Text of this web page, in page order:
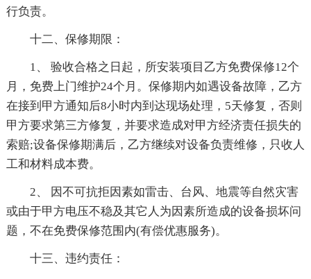
行负责。
十二、保修期限：
1、 验收合格之日起，所安装项目乙方免费保修12个
月，免费上门维护24个月。保修期内如遇设备故障，乙方
在接到甲方通知后8小时内到达现场处理，5天修复，否则
甲方要求第三方修复，并要求造成对甲方经济责任损失的
索赔;设备保修期满后，乙方继续对设备负责维修，只收人
工和材料成本费。
2、 因不可抗拒因素如雷击、台风、地震等自然灾害
或由于甲方电压不稳及其它人为因素所造成的设备损坏问
题，不在免费保修范围内(有偿优惠服务)。
十三、违约责任：